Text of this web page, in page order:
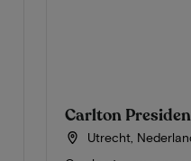
Carlton
Utrecht,